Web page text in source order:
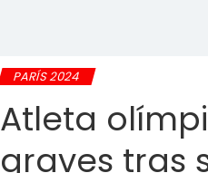
PARÍS 2024
Atleta
graves tras